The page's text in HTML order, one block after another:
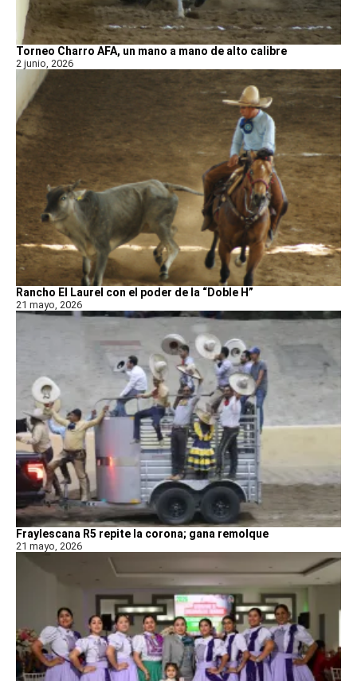
Torneo Charro AFA, un mano a mano de alto calibre
2 junio, 2026
Rancho El Laurel con el poder de la “Doble H”
21 mayo, 2026
Fraylescana R5 repite la corona; gana remolque
21 mayo, 2026